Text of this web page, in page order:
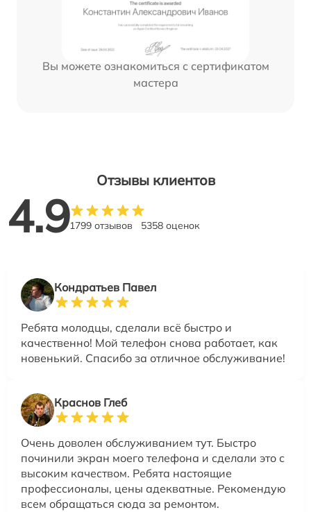
Вы можете ознакомиться с сертификатом
мастера
Отзывы клиентов
4.91799 отзывов 5358 оценок
Кондратьев Павел
Ребята молодцы, сделали всё быстро и
качественно! Мой телефон снова работает, как
новенький. Спасибо за отличное обслуживание!
Краснов Глеб
Очень доволен обслуживанием тут. Быстро
починили экран моего телефона и сделали это с
высоким качеством. Ребята настоящие
профессионалы, цены адекватные. Рекомендую
всем обращаться сюда за ремонтом.